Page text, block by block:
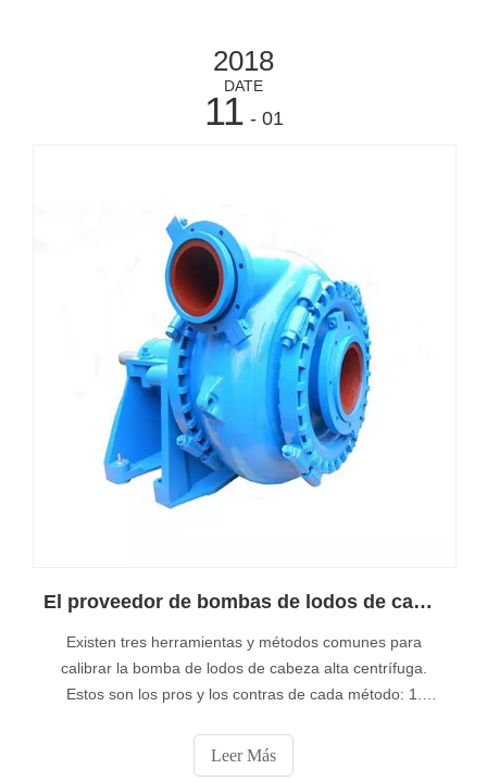
2018
DATE
11 - 01
El proveedor de bombas de lodos de cabeza alta centrífuga-Muyuan le dice 3 formas de alinear una bomba centrífuga
Existen tres herramientas y métodos comunes para
calibrar la bomba de lodos de cabeza alta centrífuga.
Estos son los pros y los contras de cada método: 1.
borde recto en la bomba y el acoplamiento del motor y
luego se inspeccione visualmente para ver si las piezas
Leer Más